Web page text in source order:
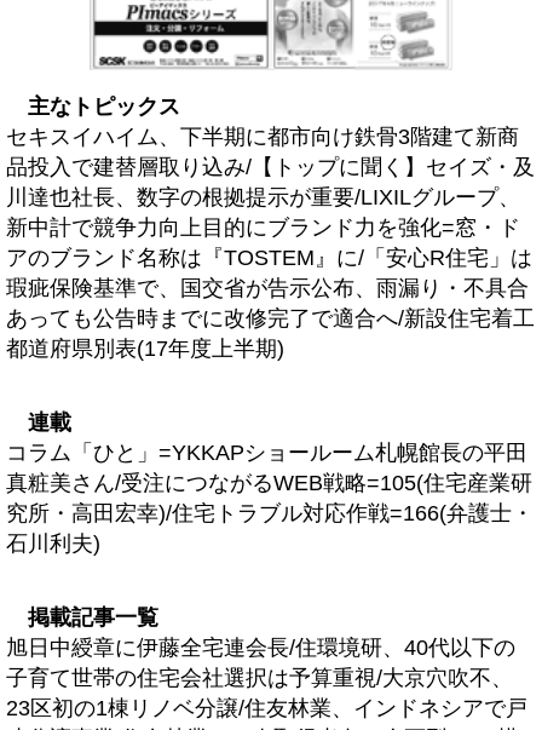
主なトピックス
セキスイハイム、下半期に都市向け鉄骨3階建て新商
品投入で建替層取り込み/【トップに聞く】セイズ・及
川達也社長、数字の根拠提示が重要/LIXILグループ、
新中計で競争力向上目的にブランド力を強化=窓・ド
アのブランド名称は『TOSTEM』に/「安心R住宅」は
瑕疵保険基準で、国交省が告示公布、雨漏り・不具合
あっても公告時までに改修完了で適合へ/新設住宅着工
都道府県別表(17年度上半期)
連載
コラム「ひと」=YKKAPショールーム札幌館長の平田
真粧美さん/受注につながるWEB戦略=105(住宅産業研
究所・高田宏幸)/住宅トラブル対応作戦=166(弁護士・
石川利夫)
掲載記事一覧
旭日中綬章に伊藤全宅連会長/住環境研、40代以下の
子育て世帯の住宅会社選択は予算重視/大京穴吹不、
23区初の1棟リノベ分譲/住友林業、インドネシアで戸